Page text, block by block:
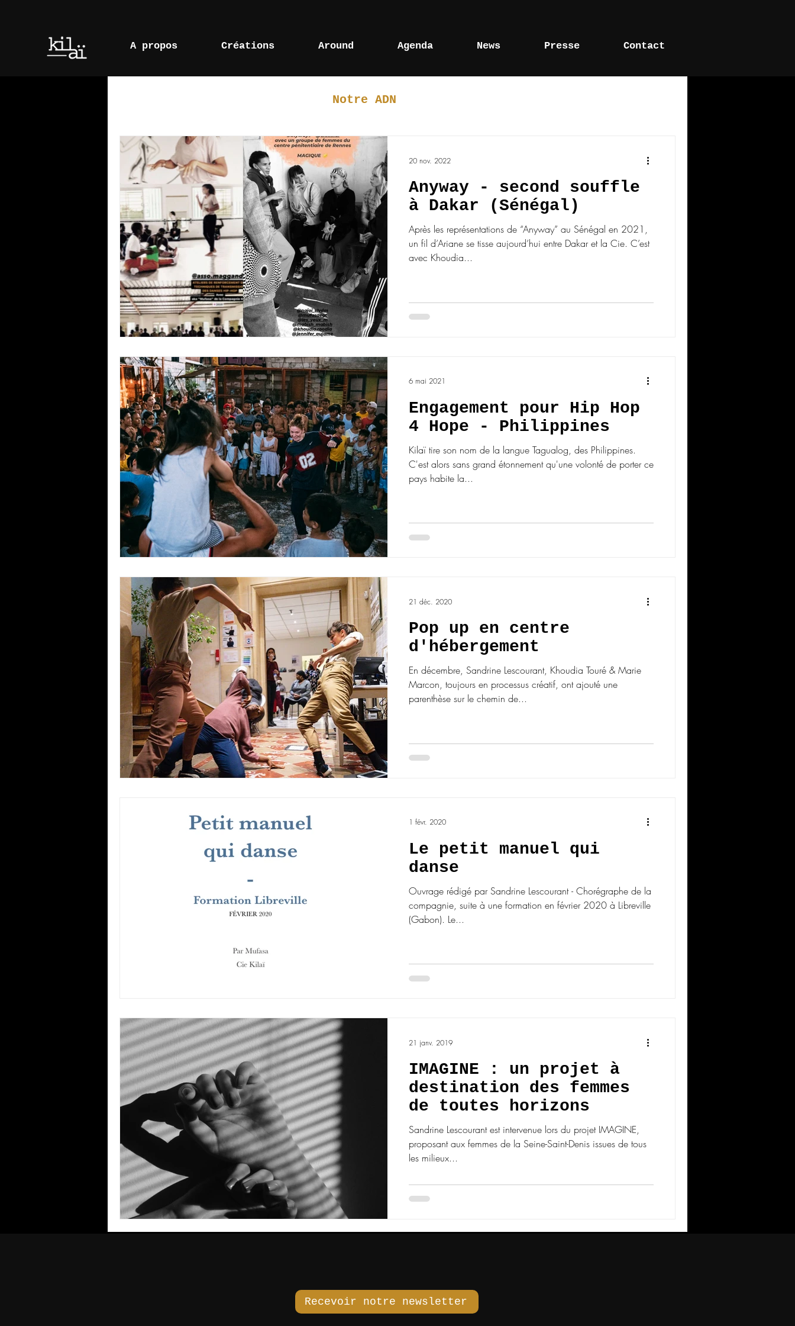
A propos Créations Around Agenda News Presse Contact
Notre ADN
Ils parlent de nous Collaborations
Anyway - second souffle
à Dakar (Sénégal)
Après les représentations de “Anyway” au Sénégal en 2021,
un fil d’Ariane se tisse aujourd’hui entre Dakar et la Cie. C’est
avec Khoudia...
20 nov. 2022
Engagement pour Hip Hop
4 Hope - Philippines
Kilaï tire son nom de la langue Tagualog, des Philippines.
C'est alors sans grand étonnement qu'une volonté de porter ce
pays habite la...
6 mai 2021
Pop up en centre
d'hébergement
En décembre, Sandrine Lescourant, Khoudia Touré & Marie
Marcon, toujours en processus créatif, ont ajouté une
parenthèse sur le chemin de...
21 déc. 2020
Le petit manuel qui
danse
Ouvrage rédigé par Sandrine Lescourant - Chorégraphe de la
compagnie, suite à une formation en février 2020 à Libreville
(Gabon). Le...
1 févr. 2020
IMAGINE : un projet à
destination des femmes
de toutes horizons
Sandrine Lescourant est intervenue lors du projet IMAGINE,
proposant aux femmes de la Seine-Saint-Denis issues de tous
les milieux...
21 janv. 2019
Recevoir notre newsletter